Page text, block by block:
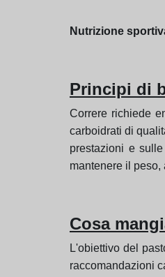
Nutrizione
Principi di
Correre richiede
carboidrati di
prestazioni e
mantenere il
Cosa
L'obiettivo del
raccomandazioni